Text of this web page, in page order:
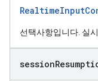
선택사항입니다. 실
session